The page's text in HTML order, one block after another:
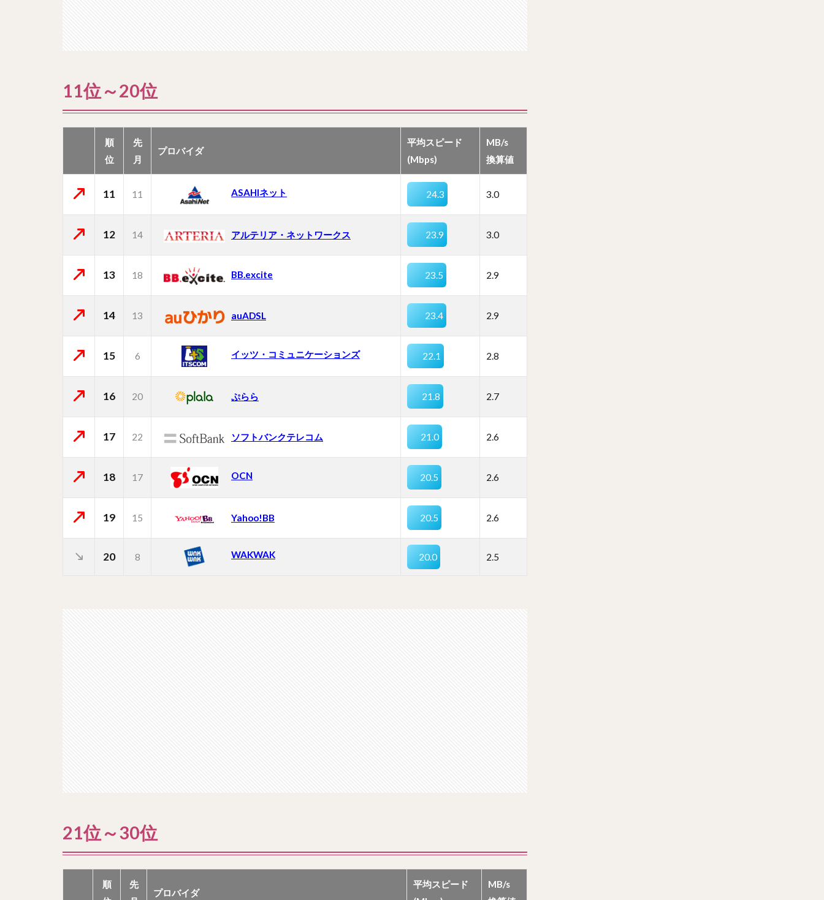
11位～20位
順
位
先
月
プロバイダ
平均スピード
(Mbps)
MB/s
換算値
11 11 ASAHIネット 24.3 3.0
12 14 アルテリア・ネットワークス 23.9 3.0
13 18 BB.excite 23.5 2.9
14 13 auADSL 23.4 2.9
15 6 イッツ・コミュニケーションズ 22.1 2.8
16 20 ぷらら 21.8 2.7
17 22 ソフトバンクテレコム 21.0 2.6
18 17 OCN 20.5 2.6
19 15 Yahoo!BB 20.5 2.6
20 8 WAKWAK 20.0 2.5
21位～30位
順
先
プロバイダ
平均スピード
MB/s